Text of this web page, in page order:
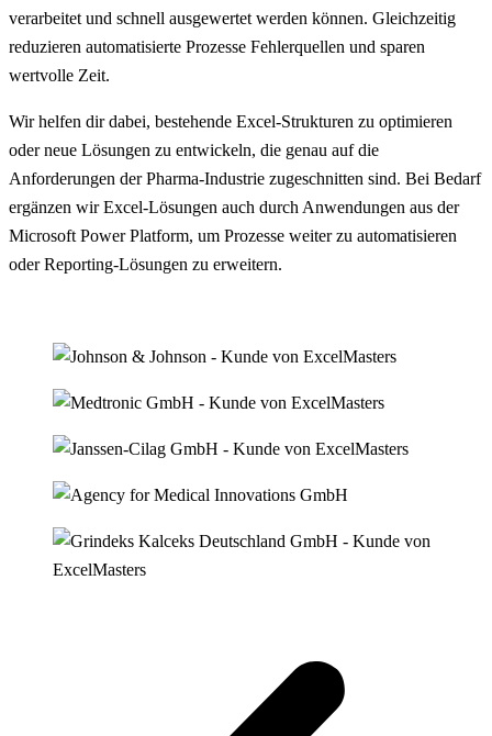
verarbeitet und schnell ausgewertet werden können. Gleichzeitig
reduzieren automatisierte Prozesse Fehlerquellen und sparen
wertvolle Zeit.
Wir helfen dir dabei, bestehende Excel-Strukturen zu optimieren
oder neue Lösungen zu entwickeln, die genau auf die
Anforderungen der Pharma-Industrie zugeschnitten sind. Bei Bedarf
ergänzen wir Excel-Lösungen auch durch Anwendungen aus der
Microsoft Power Platform, um Prozesse weiter zu automatisieren
oder Reporting-Lösungen zu erweitern.